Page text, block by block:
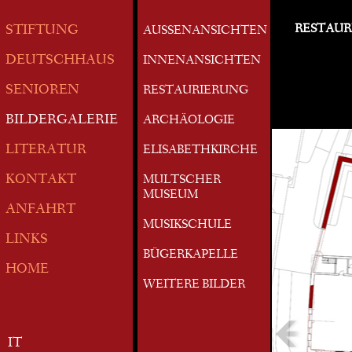
STIFTUNG
DEUTSCHHAUS
SENIOREN
BILDERGALERIE
LITERATUR
KONTAKT
ANFAHRT
LINKS
HOME
IT
AUSSENANSICHTEN
INNENANSICHTEN
RESTAURIERUNG
ARCHÄOLOGIE
ELISABETHKIRCHE
MULTSCHER
MUSEUM
MUSIKSCHULE
BÜGERKAPELLE
WEITERE BILDER